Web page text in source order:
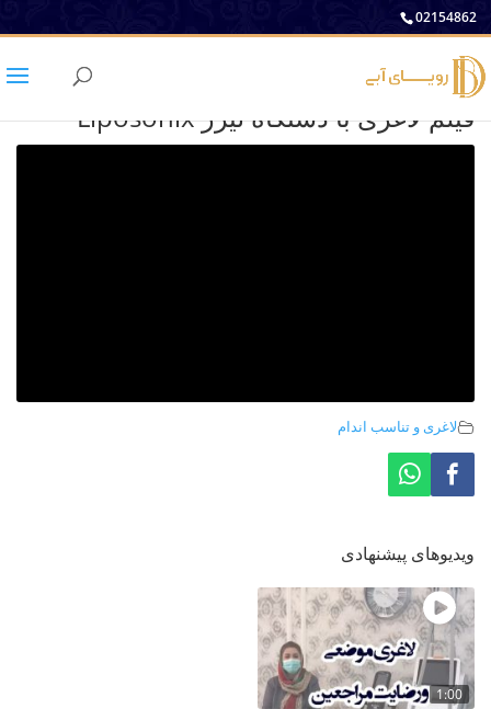
02154862
فیلم لاغری با دستگاه لیزر Liposonix
لاغری و تناسب اندام
ویدیوهای پیشنهادی
1:00